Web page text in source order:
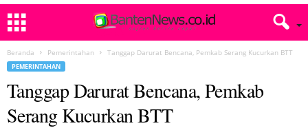
Beranda Pemerintahan Tanggap Darurat Bencana, Pemkab Serang Kucurkan BTT
PEMERINTAHAN
Tanggap Darurat Bencana, Pemkab
Serang Kucurkan BTT